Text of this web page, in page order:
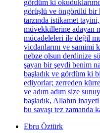
gördüm ki
görüşlü ve öngörülü bir
tarzında istikamet
müvekkillerine adayan
mücadeleleri ile değil
vicdanlarını ve samimi
nebze olsun derdinize
şayan bir şeydi benim
başladık ve gördüm ki
ediyorlar; zerreden
ve adım adım size
başladık, Allahın
bu savaşı tez zamanda
Ebru Öztürk